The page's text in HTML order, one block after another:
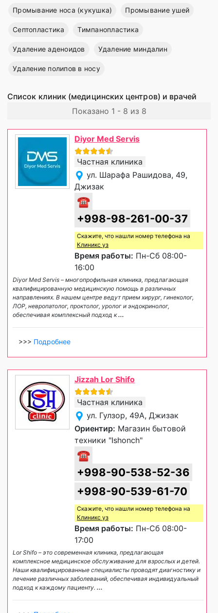
Промывание носа (кукушка) Промывание ушей
Септопластика Тимпанопластика
Удаление аденоидов Удаление миндалин
Удаление полипов в носу
Список клиник (медицинских центров) и врачей
Показано 1 - 8 из 8
Diyor Med Servis
Частная клиника
ул. Шарафа Рашидова, 49,
Джизак
☎
+998-98-261-00-37
Скажите, что нашли номер телефона на
Клиникс уз
Время работы: Пн-Сб 08:00-
16:00
Diyor Med Servis – многопрофильная клиника, предлагающая
квалифицированную медицинскую помощь в различных
направлениях. В нашем центре ведут прием хирург, гинеколог,
ЛОР, невропатолог, проктолог, уролог и эндокринолог,
обеспечивая комплексный подход к...
>>> Подробнее
Jizzah Lor Shifo
Частная клиника
ул. Гулзор, 49А, Джизак
Ориентир: Магазин бытовой
техники "Ishonch"
☎
+998-90-538-52-36
+998-90-539-61-70
Скажите, что нашли номер телефона на
Клиникс уз
Время работы: Пн-Сб 08:00-
17:00
Lor Shifo – это современная клиника, предлагающая
комплексное медицинское обслуживание для взрослых и детей.
Наши квалифицированные специалисты проводят диагностику и
лечение различных заболеваний, обеспечивая индивидуальный
подход к каждому пациенту. ...